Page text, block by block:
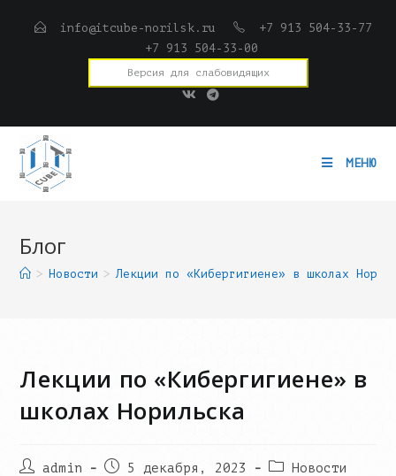
info@itcube-norilsk.ru
+7 913 504-33-77
+7 913 504-33-00
Версия для слабовидящих
МЕНЮ
Блог
> Новости > Лекции по «Кибергигиене» в школах
Лекции по «Кибергигиене» в
школах Норильска
Postadmin
Запись5 декабря, 2023
PostНовости